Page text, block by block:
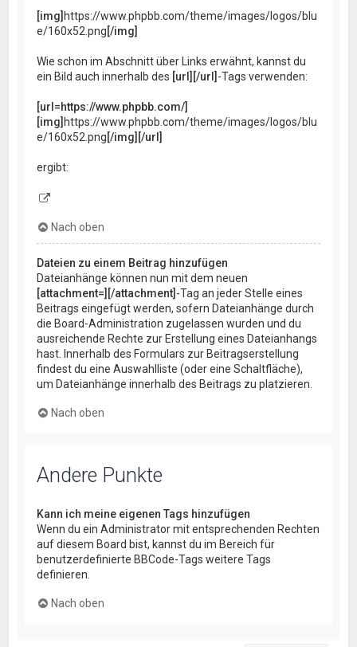
[img] https://www.phpbb.com/theme/images/logos/blu
e/160x52.png [/img]
Wie schon im Abschnitt über Links erwähnt, kannst du
ein Bild auch innerhalb des [url][/url] -Tags verwenden:
[url=https://www.phpbb.com/]
[img] https://www.phpbb.com/theme/images/logos/blu
e/160x52.png [/img][/url]
ergibt:
Nach oben
Dateien zu einem Beitrag hinzufügen
Dateianhänge können nun mit dem neuen
[attachment=][/attachment] -Tag an jeder Stelle eines
Beitrags eingefügt werden, sofern Dateianhänge durch
die Board-Administration zugelassen wurden und du
ausreichende Rechte zur Erstellung eines Dateianhangs
hast. Innerhalb des Formulars zur Beitragserstellung
findest du eine Auswahlliste (oder eine Schaltfläche),
um Dateianhänge innerhalb des Beitrags zu platzieren.
Nach oben
Andere Punkte
Kann ich meine eigenen Tags hinzufügen
Wenn du ein Administrator mit entsprechenden Rechten
auf diesem Board bist, kannst du im Bereich für
benutzerdefinierte BBCode-Tags weitere Tags
definieren.
Nach oben